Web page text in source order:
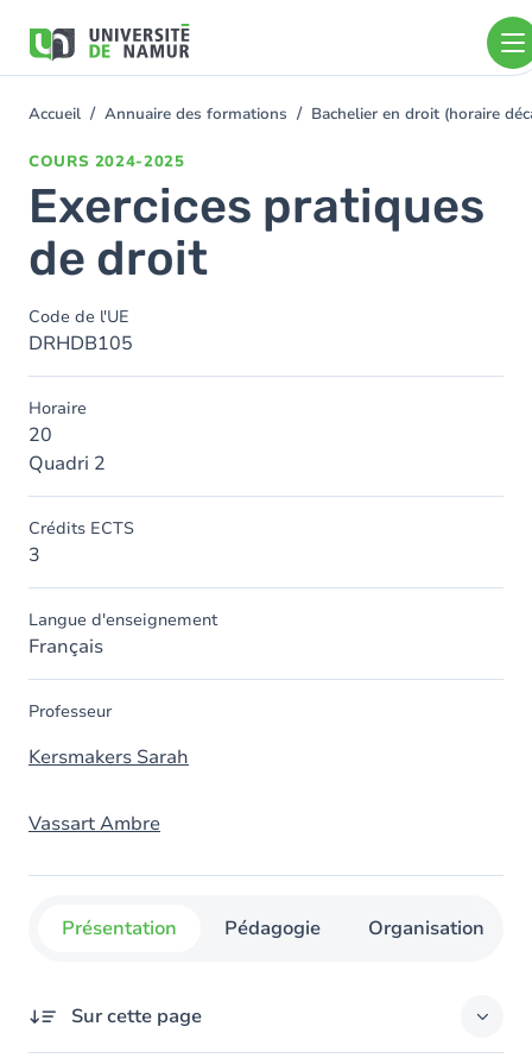
contenu
You
Accueil Annuaire des formations Bachelier en droit (horaire
COURS 2024-2025
Exercices pratiques
de droit
Code de l'UE
DRHDB105
Horaire
20
Quadri 2
Crédits ECTS
3
Langue d'enseignement
Français
Professeur
Kersmakers Sarah
Vassart Ambre
Présentation Pédagogie Organisation
Sur cette page